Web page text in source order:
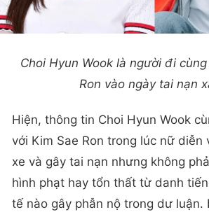
Choi Hyun Wook là người đi
Ron vào ngày tai nạn
Hiện, thông tin Choi Hyun Wook
với Kim Sae Ron trong lúc nữ diễn
xe và gây tai nạn nhưng không
hình phạt hay tổn thất từ danh
tế nào gây phẫn nộ trong dư luận.